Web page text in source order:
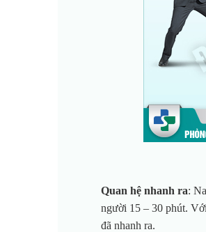
Quan hệ nhanh ra:
người 15 – 30 phút.
đã nhanh ra.